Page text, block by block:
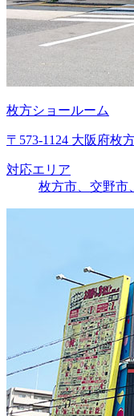
枚方ショールーム
〒573-1124 大阪府枚
対応エリア
枚方市、交野市